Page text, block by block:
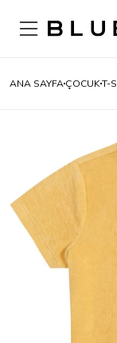
ANA SAYFA ÇOCUKT-